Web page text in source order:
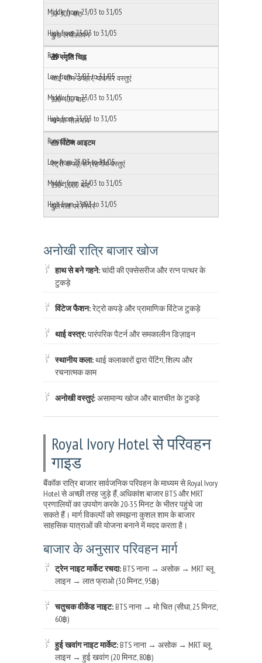
50-300 बाट
कुछ लचीलापन
🎁 स्मृति चिह्न
थाई-थीम उपहार, यादगार वस्तुएं
100-400 बाट
मानक मोलभाव
👜 विंटेज आइटम
रेट्रो कपड़े, संग्रहणीय वस्तुएं
150-1,000 बाट
दुर्लभता पर निर्भर
अनोखी रात्रि बाजार खोज
हाथ से बने गहने:चांदी की एक्सेसरीज और रत्न पत्थर के
टुकड़े
विंटेज फैशन:रेट्रो कपड़े और प्रामाणिक विंटेज टुकड़े
थाई वस्त्र:पारंपरिक पैटर्न और समकालीन डिज़ाइन
स्थानीय कला:थाई कलाकारों द्वारा पेंटिंग, शिल्प और
रचनात्मक काम
अनोखी वस्तुएं:असामान्य खोज और बातचीत के टुकड़े
Royal Ivory Hotel से परिवहन
गाइड
बैंकॉक रात्रि बाजार सार्वजनिक परिवहन के माध्यम से Royal Ivory
Hotel से अच्छी तरह जुड़े हैं, अधिकांश बाजार BTS और MRT
प्रणालियों का उपयोग करके 20-35 मिनट के भीतर पहुंचे जा
सकते हैं। मार्ग विकल्पों को समझना कुशल शाम के बाजार
साहसिक यात्राओं की योजना बनाने में मदद करता है।
बाजार के अनुसार परिवहन मार्ग
ट्रेन नाइट मार्केट रचदा: BTS नाना → असोक → MRT ब्लू
लाइन → लात फ्राओ (30 मिनट, 95฿)
चतुचक वीकेंड नाइट: BTS नाना → मो चित (सीधा, 25 मिनट,
60฿)
हुई खवांग नाइट मार्केट: BTS नाना → असोक → MRT ब्लू
लाइन → हुई खवांग (20 मिनट, 80฿)